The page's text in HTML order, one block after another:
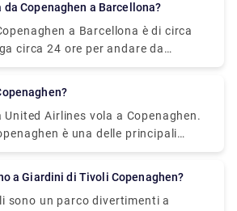
o il treno regionale.
avrai bisogno è un biglietto a tre
al costo di circa 10€ al biglietto in
da Copenaghen a Barcellona?
a Barcellona è di circa
circa 24 ore per andare da
Airlines vola a Copenaghen.
è una delle principali
United Airlines.
a Giardini di Tivoli Copenaghen?
sono un parco divertimenti a